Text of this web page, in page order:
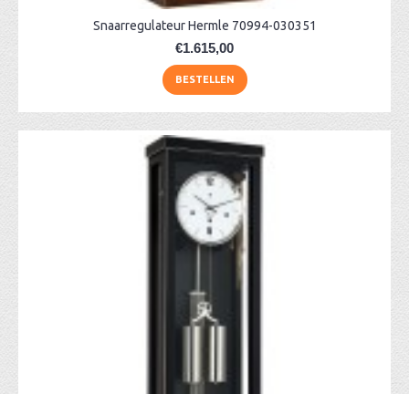
Snaarregulateur Hermle 70994-030351
€1.615,00
BESTELLEN